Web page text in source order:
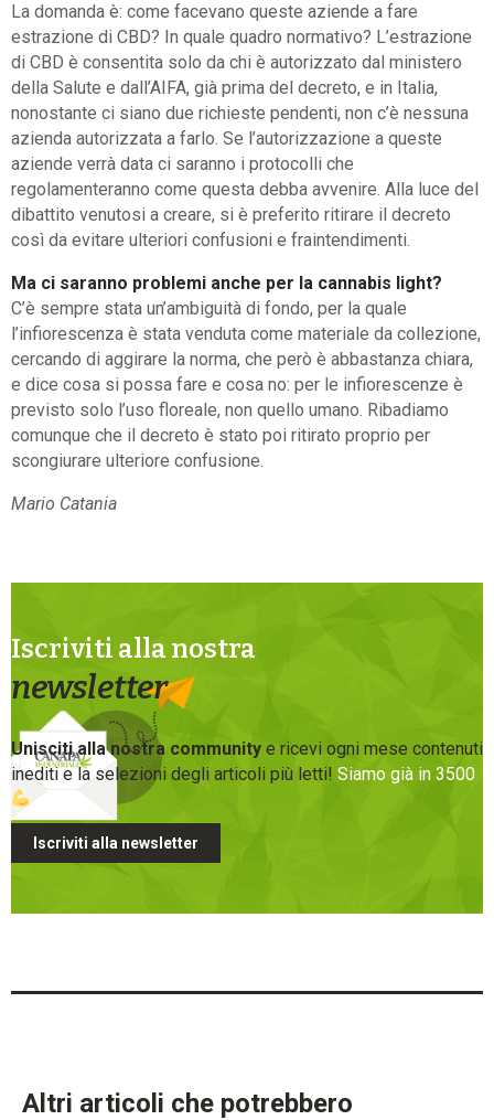
La domanda è: come facevano queste aziende a fare
estrazione di CBD? In quale quadro normativo? L’estrazione
di CBD è consentita solo da chi è autorizzato dal ministero
della Salute e dall’AIFA, già prima del decreto, e in Italia,
nonostante ci siano due richieste pendenti, non c’è nessuna
azienda autorizzata a farlo. Se l’autorizzazione a queste
aziende verrà data ci saranno i protocolli che
regolamenteranno come questa debba avvenire. Alla luce del
dibattito venutosi a creare, si è preferito ritirare il decreto
così da evitare ulteriori confusioni e fraintendimenti.
Ma ci saranno problemi anche per la cannabis light?
C’è sempre stata un’ambiguità di fondo, per la quale
l’infiorescenza è stata venduta come materiale da collezione,
cercando di aggirare la norma, che però è abbastanza chiara,
e dice cosa si possa fare e cosa no: per le infiorescenze è
previsto solo l’uso floreale, non quello umano. Ribadiamo
comunque che il decreto è stato poi ritirato proprio per
scongiurare ulteriore confusione.
Mario Catania
Iscriviti alla nostra
newsletter
Unisciti alla nostra community e ricevi ogni mese contenuti
inediti e la selezioni degli articoli più letti! Siamo già in 3500
Iscriviti alla newsletter
Altri articoli che potrebbero